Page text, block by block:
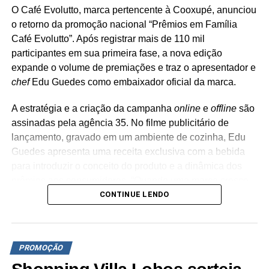
imóveis e mira público conectado
O Café Evolutto, marca pertencente à Cooxupé, anunciou
o retorno da promoção nacional “Prêmios em Família
Café Evolutto”. Após registrar mais de 110 mil
participantes em sua primeira fase, a nova edição
expande o volume de premiações e traz o apresentador e
chefEdu Guedes como embaixador oficial da marca.
A estratégia e a criação da campanha onlinee offlinesão
assinadas pela agência 35. No filme publicitário de
lançamento, gravado em um ambiente de cozinha, Edu
Guedes apresenta uma receita exclusiva com a bebida
de forma consistente, a comunicação também precisa
Família Café Evolutto transforma uma promoção de
robusta, que amplia a presença da marca e a torna cada
CONTINUE LENDO
PROMOÇÃO